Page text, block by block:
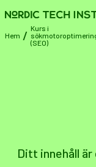
Hem / Kurs i
(SEO)
Ditt innehåll